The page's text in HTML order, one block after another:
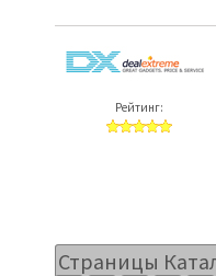
Рейтинг:
Страницы